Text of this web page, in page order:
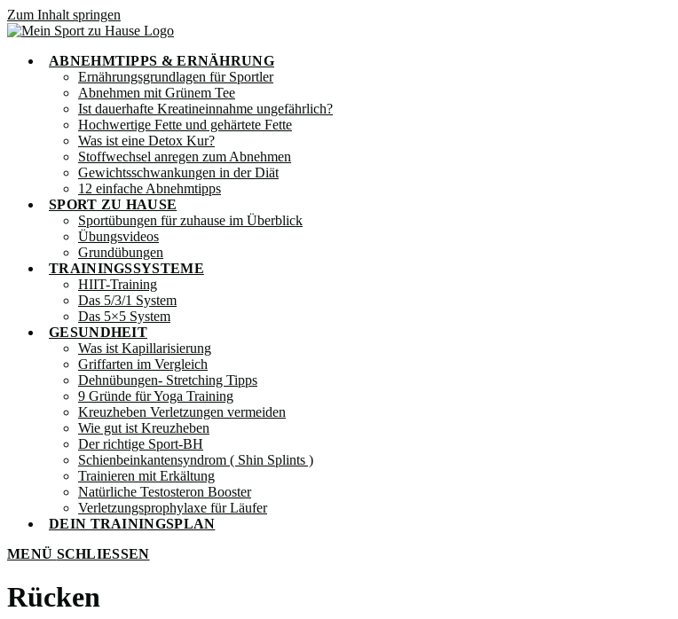
Zum Inhalt springen
ABNEHMTIPPS & ERNÄHRUNG
Ernährungsgrundlagen für Sportler
Abnehmen mit Grünem Tee
Ist dauerhafte Kreatineinnahme ungefährlich?
Hochwertige Fette und gehärtete Fette
Was ist eine Detox Kur?
Stoffwechsel anregen zum Abnehmen
Gewichtsschwankungen in der Diät
12 einfache Abnehmtipps
SPORT ZU HAUSE
Sportübungen für zuhause im Überblick
Übungsvideos
Grundübungen
TRAININGSSYSTEME
HIIT-Training
Das 5/3/1 System
Das 5×5 System
GESUNDHEIT
Was ist Kapillarisierung
Griffarten im Vergleich
Dehnübungen- Stretching Tipps
9 Gründe für Yoga Training
Kreuzheben Verletzungen vermeiden
Wie gut ist Kreuzheben
Der richtige Sport-BH
Schienbeinkantensyndrom ( Shin Splints )
Trainieren mit Erkältung
Natürliche Testosteron Booster
Verletzungsprophylaxe für Läufer
DEIN TRAININGSPLAN
MENÜ SCHLIESSEN
Rücken